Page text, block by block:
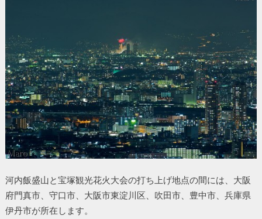
河内飯盛山と宝塚観光花火大会の打ち上げ地点の間には、大阪
府門真市、守口市、大阪市東淀川区、吹田市、豊中市、兵庫県
伊丹市が所在します。